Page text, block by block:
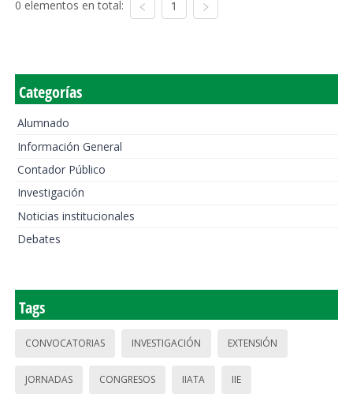
0 elementos en total: 1
Categorías
Alumnado
Información General
Contador Público
Investigación
Noticias institucionales
Debates
Tags
CONVOCATORIAS INVESTIGACIÓN EXTENSIÓN
JORNADAS CONGRESOS IIATA IIE